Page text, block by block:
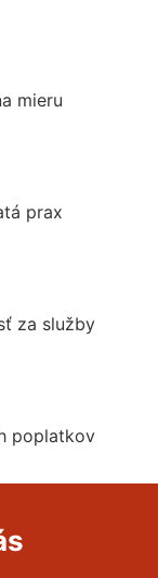
mieru
prax
za služby
poplatkov